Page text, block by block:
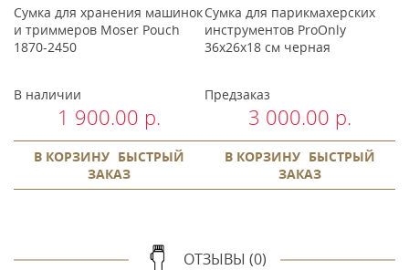
Сумка для хранения машинок
и триммеров Moser Pouch
1870-2450
В наличии
1 900.00 р.
В КОРЗИНУ БЫСТРЫЙ
ЗАКАЗ
Сумка для парикмахерских
инструментов ProOnly
36x26x18 см черная
Предзаказ
3 000.00 р.
В КОРЗИНУ БЫСТРЫЙ
ЗАКАЗ
ОТЗЫВЫ (0)